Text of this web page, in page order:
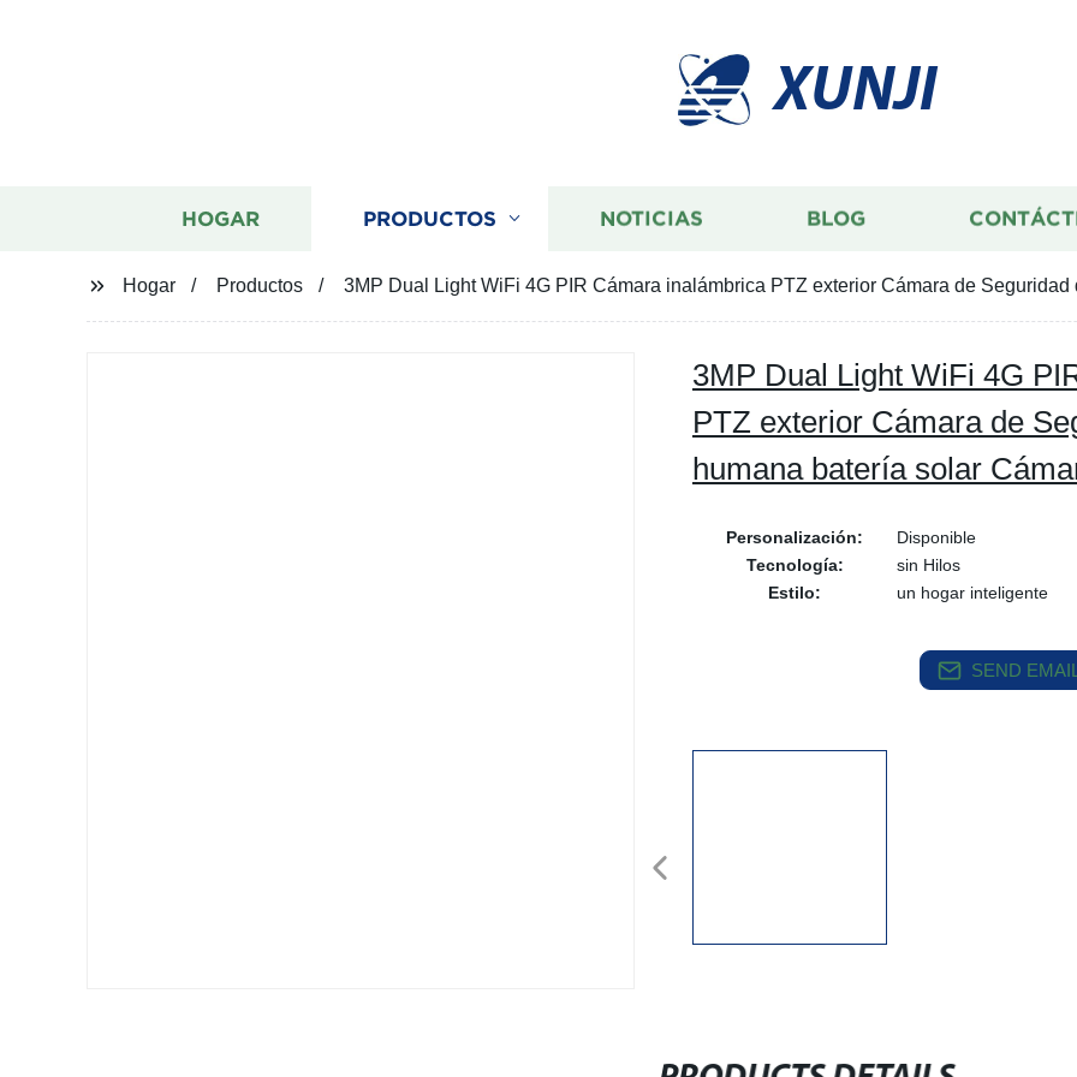
XUNJI
HOGAR PRODUCTOS NOTICIAS BLOG
Hogar Productos 3MP Dual Light WiFi 4G PIR Cámara inalámbrica PTZ exterior Cámara de
3MP Dual Light WiFi 4G
PTZ exterior Cámara de
humana batería solar
Personalización:
Disponible
Tecnología:
sin Hilos
Estilo:
un hogar inteligente
SEND